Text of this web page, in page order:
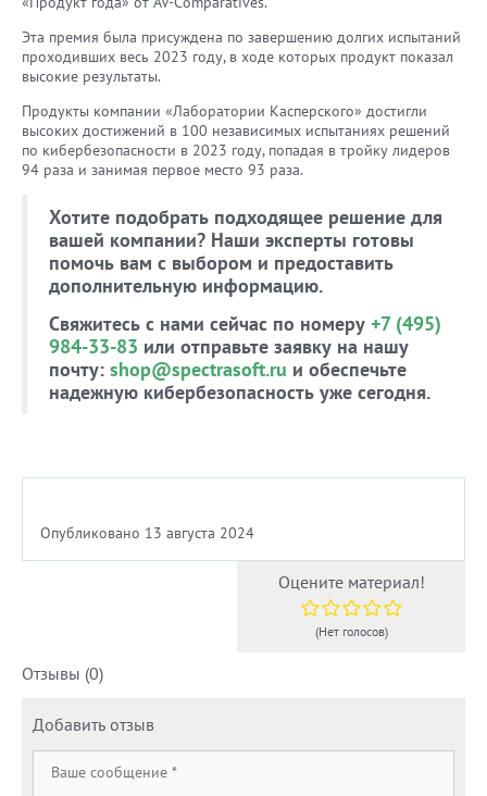
Эта премия была присуждена по завершению долгих испытаний
проходивших весь 2023 году, в ходе которых продукт показал
высокие результаты.
Продукты компании «Лаборатории Касперского» достигли
высоких достижений в 100 независимых испытаниях решений
по кибербезопасности в 2023 году, попадая в тройку лидеров
94 раза и занимая первое место 93 раза.
Хотите подобрать подходящее решение для
вашей компании? Наши эксперты готовы
помочь вам с выбором и предоставить
дополнительную информацию.
Свяжитесь с нами сейчас по номеру +7 (495)
984-33-83 или отправьте заявку на нашу
почту: shop@spectrasoft.ru и обеспечьте
надежную кибербезопасность уже сегодня.
Опубликовано 13 августа 2024
Оцените материал!
(Нет голосов)
Отзывы (0)
Добавить отзыв